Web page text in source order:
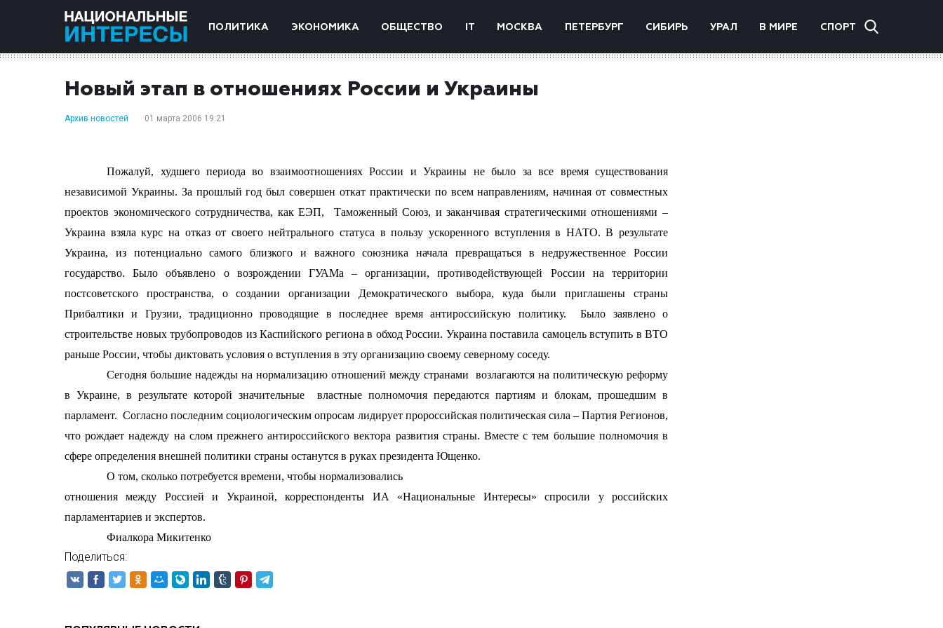
ПОЛИТИКА ЭКОНОМИКА ОБЩЕСТВО IT МОСКВА ПЕТЕРБУРГ СИБИРЬ УРАЛ В МИРЕ СПОРТ
Новый этап в отношениях России и Украины
Архив новостей 01 марта 2006 19:21
Пожалуй, худшего периода во взаимоотношениях России и Украины не было за все время существования
независимой Украины. За прошлый год был совершен откат практически по всем направлениям, начиная от совместных
проектов экономического сотрудничества, как ЕЭП,
Таможенный Союз, и заканчивая стратегическими отношениями –
Украина взяла курс на отказ от своего нейтрального статуса в пользу ускоренного вступления в НАТО. В результате
Украина, из потенциально самого близкого и важного союзника начала превращаться в недружественное России
государство. Было объявлено о возрождении ГУАМа – организации, противодействующей России на территории
постсоветского пространства, о создании организации Демократического выбора, куда были приглашены страны
Прибалтики и Грузии, традиционно проводящие в последнее время антироссийскую политику.
Было заявлено о
строительстве новых трубопроводов из Каспийского региона в обход России. Украина поставила самоцель вступить в ВТО
раньше России, чтобы диктовать условия о вступления в эту организацию своему северному соседу.
Сегодня большие надежды на нормализацию отношений между странами
возлагаются на политическую реформу
в Украине, в результате которой значительные
властные полномочия передаются партиям и блокам, прошедшим в
парламент. Согласно последним социологическим опросам лидирует пророссийская политическая сила – Партия Регионов,
что рождает надежду на слом прежнего антироссийского вектора развития страны. Вместе с тем большие полномочия в
сфере определения внешней политики страны останутся в руках президента Ющенко.
О том, сколько потребуется времени, чтобы нормализовались
отношения между Россией и Украиной, корреспонденты ИА «Национальные Интересы» спросили у российских
парламентариев и экспертов.
Фиалкора Микитенко
Поделиться: